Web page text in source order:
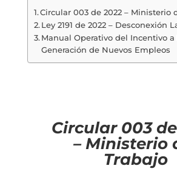
Circular 003 de 2022 – Ministerio
Ley 2191 de 2022 – Desconexión
Manual Operativo del Incentivo a
Generación de Nuevos Empleos
Circular 003
– Ministerio
Trabajo